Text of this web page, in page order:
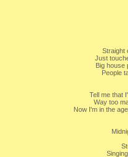
Straight
Just
Big house
People
Tell me that
Way too
Now I'm in the